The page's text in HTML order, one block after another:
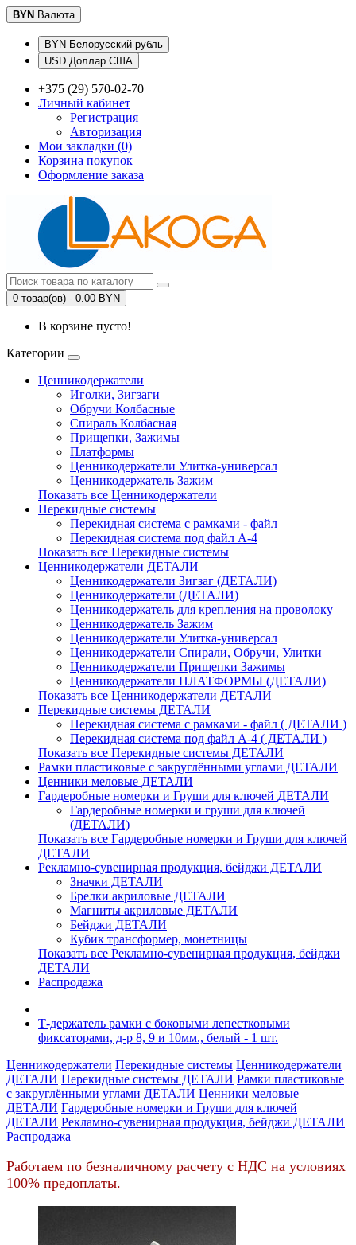
BYN Валюта
BYN Белорусский рубль
USD Доллар США
+375 (29) 570-02-70
Личный кабинет
Регистрация
Авторизация
Мои закладки (0)
Корзина покупок
Оформление заказа
0 товар(ов) - 0.00 BYN
В корзине пусто!
Категории
Ценникодержатели
Иголки, Зигзаги
Обручи Колбасные
Cпираль Колбасная
Прищепки, Зажимы
Платформы
Ценникодержатели Улитка-универсал
Ценникодержатель Зажим
Показать все Ценникодержатели
Перекидные системы
Перекидная система с рамками - файл
Перекидная система под файл А-4
Показать все Перекидные системы
Ценникодержатели ДЕТАЛИ
Ценникодержатели Зигзаг (ДЕТАЛИ)
Ценникодержатели (ДЕТАЛИ)
Ценникодержатель для крепления на проволоку
Ценникодержатель Зажим
Ценникодержатели Улитка-универсал
Ценникодержатели Спирали, Обручи, Улитки
Ценникодержатели Прищепки Зажимы
Ценникодержатели ПЛАТФОРМЫ (ДЕТАЛИ)
Показать все Ценникодержатели ДЕТАЛИ
Перекидные системы ДЕТАЛИ
Перекидная система с рамками - файл ( ДЕТАЛИ )
Перекидная система под файл А-4 ( ДЕТАЛИ )
Показать все Перекидные системы ДЕТАЛИ
Рамки пластиковые c закруглёнными углами ДЕТАЛИ
Ценники меловые ДЕТАЛИ
Гардеробные номерки и Груши для ключей ДЕТАЛИ
Гардеробные номерки и груши для ключей
(ДЕТАЛИ)
Показать все Гардеробные номерки и Груши для ключей
ДЕТАЛИ
Рекламно-сувенирная продукция, бейджи ДЕТАЛИ
Значки ДЕТАЛИ
Брелки акриловые ДЕТАЛИ
Магниты акриловые ДЕТАЛИ
Бейджи ДЕТАЛИ
Кубик трансформер, монетницы
Показать все Рекламно-сувенирная продукция, бейджи
ДЕТАЛИ
Распродажа
Т-держатель рамки с боковыми лепестковыми
фиксаторами, д-р 8, 9 и 10мм., белый - 1 шт.
Ценникодержатели Перекидные системы Ценникодержатели
ДЕТАЛИ Перекидные системы ДЕТАЛИ Рамки пластиковые
c закруглёнными углами ДЕТАЛИ Ценники меловые
ДЕТАЛИ Гардеробные номерки и Груши для ключей
ДЕТАЛИ Рекламно-сувенирная продукция, бейджи ДЕТАЛИ
Распродажа
Работаем по безналичному расчету с НДС на условиях
100% предоплаты.